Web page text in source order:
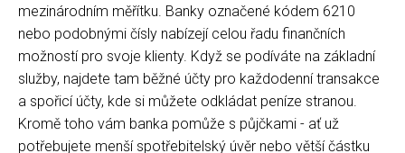
mezinárodním měřítku. Banky označené kódem 6210
nebo podobnými čísly nabízejí celou řadu finančních
možností pro svoje klienty. Když se podíváte na základní
služby, najdete tam běžné účty pro každodenní transakce
a spořicí účty, kde si můžete odkládat peníze stranou.
Kromě toho vám banka pomůže s půjčkami - ať už
potřebujete menší spotřebitelský úvěr nebo větší částku